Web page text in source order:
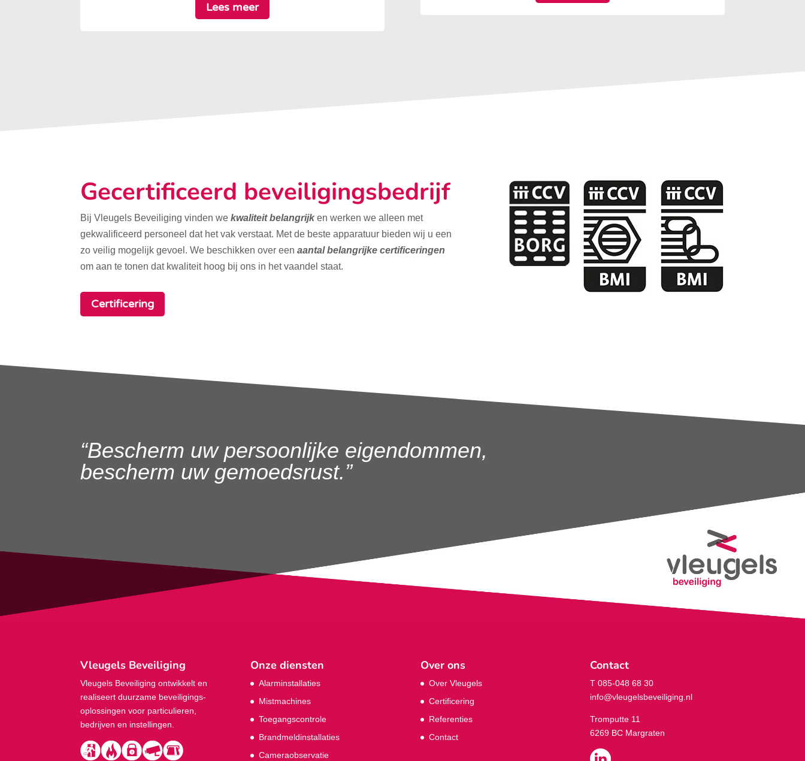
Lees meer
Gecertificeerd beveiligingsbedrijf
Bij Vleugels Beveiliging vinden wekwaliteit belangrijk en werken we alleen met
gekwalificeerd personeel dat het vak verstaat. Met de beste apparatuur bieden wij u een
zo veilig mogelijk gevoel. We beschikken over eenaantal belangrijke certificeringen
om aan te tonen dat kwaliteit hoog bij ons in het vaandel staat.
Certificering
“Bescherm uw persoonlijke eigendommen,
bescherm uw gemoedsrust.”
Vleugels Beveiliging
Vleugels Beveiliging ontwikkelt en
realiseert duurzame beveiligings­
oplossingen voor particulieren,
bedrijven en instellingen.
Onze diensten
Alarminstallaties
Mistmachines
Toegangscontrole
Brandmeldinstallaties
Cameraobservatie
Over ons
Over Vleugels
Certificering
Referenties
Contact
Contact
T 085-048 68 30
info@vleugelsbeveiliging.nl
Tromputte 11
6269 BC Margraten